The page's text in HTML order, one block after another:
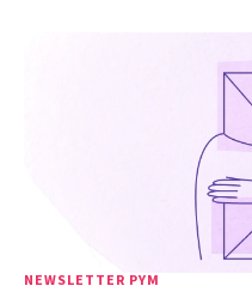
NEWSLETTER PYM